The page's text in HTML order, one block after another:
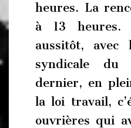
heures. La
à 13 heures.
aussitôt, avec
syndicale du
dernier, en
la loi travail,
ouvrières qui